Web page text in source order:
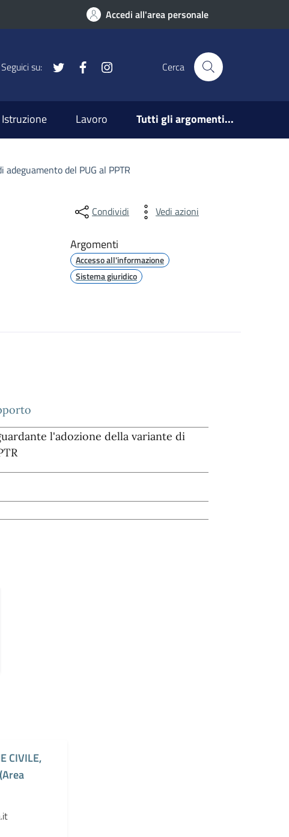
Accedi all'area personale
Seguici su: Facebook Cerca
Istruzione Lavoro Tutti gli argomenti...
del PUG al PPTR
Condividi Vedi azioni
Argomenti
Accesso all'informazione
Sistema giuridico
l'adozione della variante di
CIVILE,